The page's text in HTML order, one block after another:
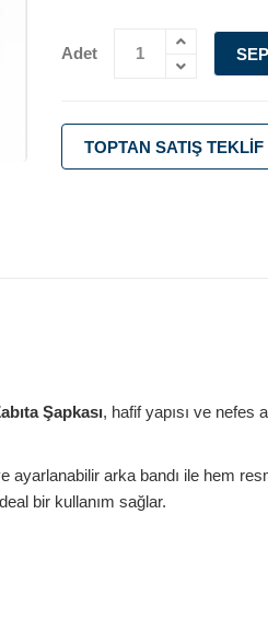
Adet
TOPTAN SATIŞ TEKLIF
Şapkası, hafif yapısı ve nefes
arka bandı ile hem
bir kullanım sağlar.